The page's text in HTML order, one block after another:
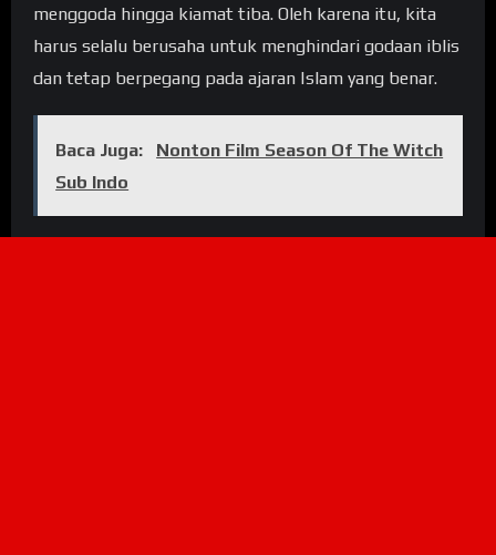
menggoda hingga kiamat tiba. Oleh karena itu, kita
harus selalu berusaha untuk menghindari godaan iblis
dan tetap berpegang pada ajaran Islam yang benar.
Baca Juga:
Nonton Film Season Of The Witch
Sub Indo